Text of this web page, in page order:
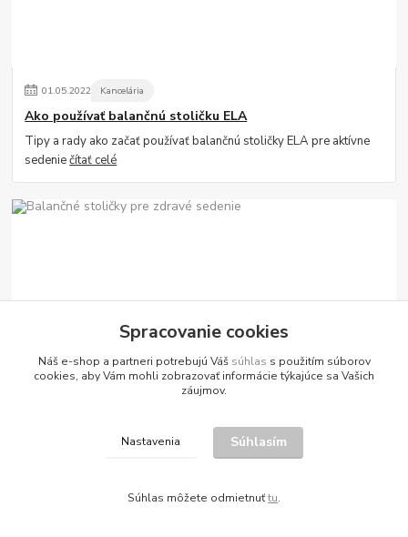
01.05.2022 Kancelária
Ako používať balančnú stoličku ELA
Tipy a rady ako začať používať balančnú stoličky ELA pre aktívne
sedeniečítať celé
10.04.2022 Kancelária
Balančné stoličky pre zdravé sedenie
čítať celé
Zobraziť všetky články
Spracovanie cookies
Náš e-shop a partneri potrebujú Váš súhlas s použitím súborov
cookies, aby Vám mohli zobrazovať informácie týkajúce sa Vašich
záujmov.
Nastavenia Súhlasím
Súhlas môžete odmietnuťtu.